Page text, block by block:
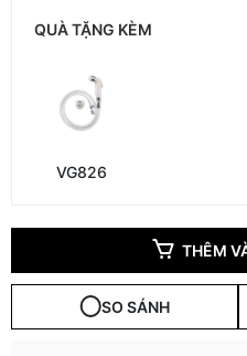
QUÀ TẶNG KÈM
VG826
THÊM
SO SÁNH